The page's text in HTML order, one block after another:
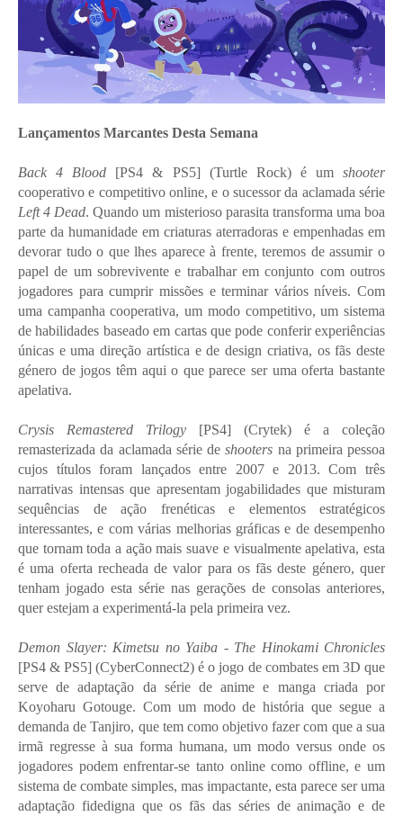
Lançamentos Marcantes Desta Semana
Back 4 Blood [PS4 & PS5] (Turtle Rock) é umshooter
cooperativo e competitivo online, e o sucessor da aclamada série
Left 4 Dead. Quando um misterioso parasita transforma uma boa
parte da humanidade em criaturas aterradoras e empenhadas em
devorar tudo o que lhes aparece à frente, teremos de assumir o
papel de um sobrevivente e trabalhar em conjunto com outros
jogadores para cumprir missões e terminar vários níveis. Com
uma campanha cooperativa, um modo competitivo, um sistema
de habilidades baseado em cartas que pode conferir experiências
únicas e uma direção artística e de design criativa, os fãs deste
género de jogos têm aqui o que parece ser uma oferta bastante
apelativa.
Crysis Remastered Trilogy [PS4] (Crytek) é a coleção
remasterizada da aclamada série deshooters na primeira pessoa
cujos títulos foram lançados entre 2007 e 2013. Com três
narrativas intensas que apresentam jogabilidades que misturam
sequências de ação frenéticas e elementos estratégicos
interessantes, e com várias melhorias gráficas e de desempenho
que tornam toda a ação mais suave e visualmente apelativa, esta
é uma oferta recheada de valor para os fãs deste género, quer
tenham jogado esta série nas gerações de consolas anteriores,
quer estejam a experimentá-la pela primeira vez.
Demon Slayer: Kimetsu no Yaiba - The Hinokami Chronicles
[PS4 & PS5] (CyberConnect2) é o jogo de combates em 3D que
serve de adaptação da série de anime e manga criada por
Koyoharu Gotouge. Com um modo de história que segue a
demanda de Tanjiro, que tem como objetivo fazer com que a sua
irmã regresse à sua forma humana, um modo versus onde os
jogadores podem enfrentar-se tanto online como offline, e um
sistema de combate simples, mas impactante, esta parece ser uma
adaptação fidedigna que os fãs das séries de animação e de